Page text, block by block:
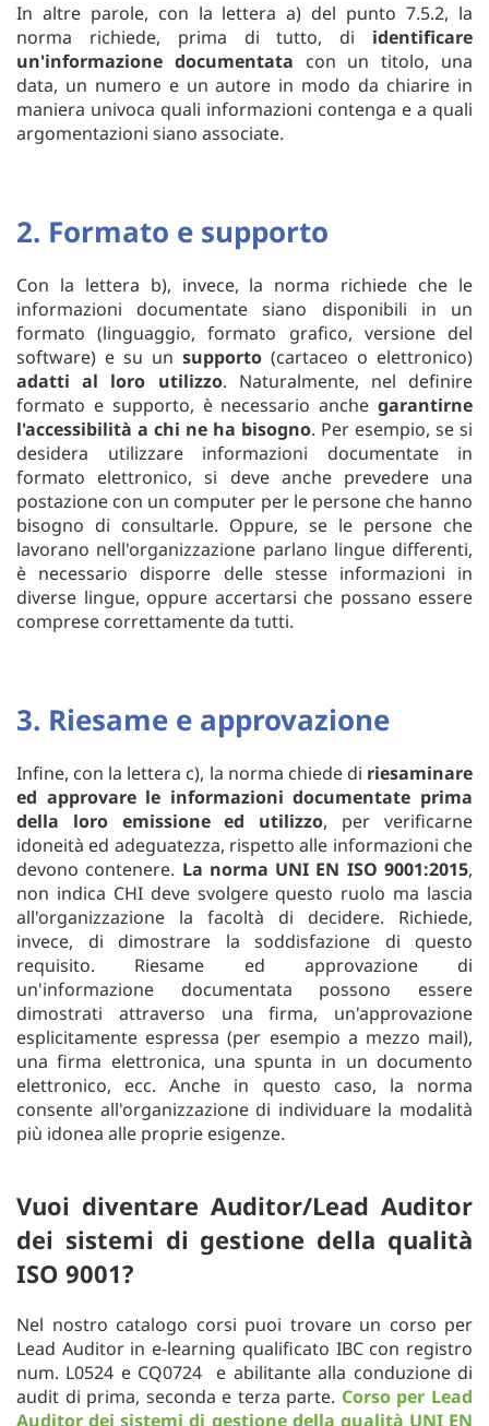
In altre parole, con la lettera a) del punto 7.5.2, la
norma richiede, prima di tutto, di identificare
un'informazione documentata con un titolo, una
data, un numero e un autore in modo da chiarire in
maniera univoca quali informazioni contenga e a quali
argomentazioni siano associate.
2. Formato e supporto
Con la lettera b), invece, la norma richiede che le
informazioni documentate siano disponibili in un
formato (linguaggio, formato grafico, versione del
software) e su un supporto (cartaceo o elettronico)
adatti al loro utilizzo. Naturalmente, nel definire
formato e supporto, è necessario anche garantirne
l'accessibilità a chi ne ha bisogno. Per esempio, se si
desidera utilizzare informazioni documentate in
formato elettronico, si deve anche prevedere una
postazione con un computer per le persone che hanno
bisogno di consultarle. Oppure, se le persone che
lavorano nell'organizzazione parlano lingue differenti,
è necessario disporre delle stesse informazioni in
diverse lingue, oppure accertarsi che possano essere
comprese correttamente da tutti.
3. Riesame e approvazione
Infine, con la lettera c), la norma chiede di riesaminare
ed approvare le informazioni documentate prima
della loro emissione ed utilizzo, per verificarne
idoneità ed adeguatezza, rispetto alle informazioni che
devono contenere. La norma UNI EN ISO 9001:2015,
non indica CHI deve svolgere questo ruolo ma lascia
all'organizzazione la facoltà di decidere. Richiede,
invece, di dimostrare la soddisfazione di questo
requisito. Riesame ed approvazione di
un'informazione documentata possono essere
dimostrati attraverso una firma, un'approvazione
esplicitamente espressa (per esempio a mezzo mail),
una firma elettronica, una spunta in un documento
elettronico, ecc. Anche in questo caso, la norma
consente all'organizzazione di individuare la modalità
più idonea alle proprie esigenze.
Vuoi diventare Auditor/Lead Auditor
dei sistemi di gestione della qualità
ISO 9001?
Nel nostro catalogo corsi puoi trovare un corso per
Lead Auditor in e-learning qualificato IBC con registro
num. L0524 e CQ0724 e abilitante alla conduzione di
audit di prima, seconda e terza parte. Corso per Lead
Auditor dei sistemi di gestione della qualità UNI EN